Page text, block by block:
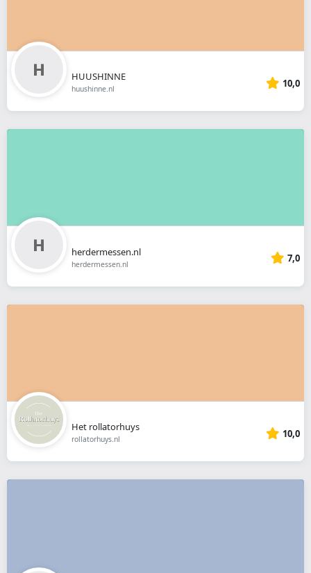
HUUSHINNE
huushinne.nl 10,0
herdermessen.nl
herdermessen.nl 7,0
Het rollatorhuys
rollatorhuys.nl 10,0